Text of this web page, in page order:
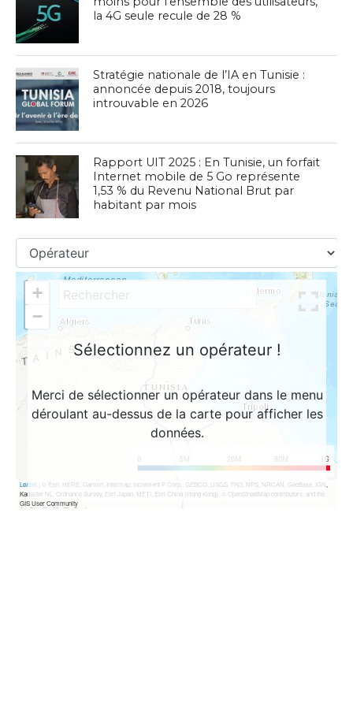
la 4G seule recule de 28 %
Stratégie nationale de l’IA en Tunisie :
annoncée depuis 2018, toujours
introuvable en 2026
Rapport UIT 2025 : En Tunisie, un forfait
Internet mobile de 5 Go représente
1,53 % du Revenu National Brut par
habitant par mois